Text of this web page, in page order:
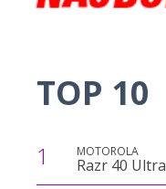
TOP 10
1 MOTOROLA
Razr 40 Ultra